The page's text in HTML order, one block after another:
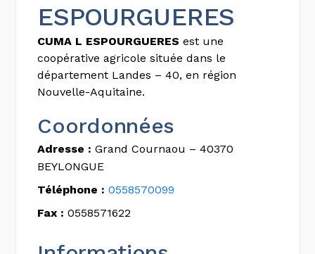
ESPOURGUERES
CUMA L ESPOURGUERES est une
coopérative agricole située dans le
département Landes – 40, en région
Nouvelle-Aquitaine.
Coordonnées
Adresse : Grand Cournaou – 40370
BEYLONGUE
Téléphone : 0558570099
Fax : 0558571622